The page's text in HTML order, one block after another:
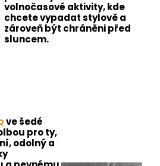
volnočasové aktivity, kde
chcete vypadat stylově a
zároveň být chráněni před
sluncem.
ve šedé
pro ty,
odolný a